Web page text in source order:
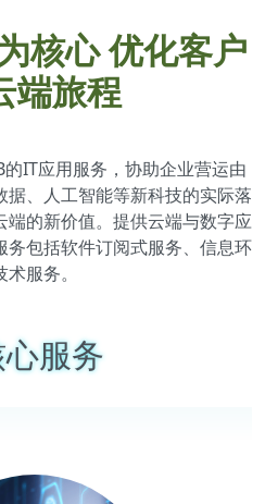
核心 优化客户
端旅程
IT应用服务，协助企业营运由
、人工智能等新科技的实际落
端的新价值。提供云端与数字应
务包括软件订阅式服务、信息环
服务。
服务